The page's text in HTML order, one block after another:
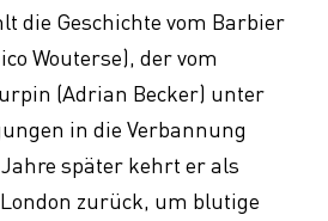
die Geschichte vom Barbier
Wouterse), der vom
(Adrian Becker) unter
in die Verbannung
später kehrt er als
zurück, um blutige